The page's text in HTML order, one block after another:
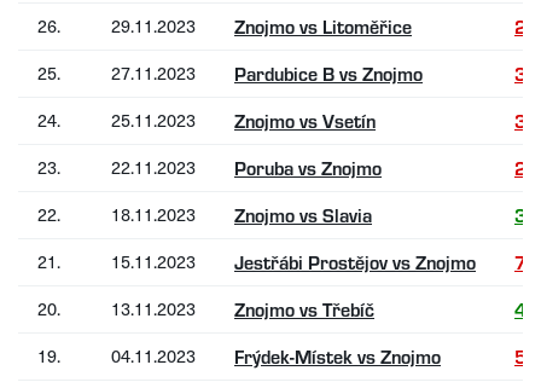
26. 29.11.2023 Znojmo vs Litoměřice 2:3
25. 27.11.2023 Pardubice B vs Znojmo 3:0
24. 25.11.2023 Znojmo vs Vsetín
23. 22.11.2023 Poruba vs Znojmo 2:1
22. 18.11.2023 Znojmo vs Slavia 3:1
21. 15.11.2023 Jestřábi Prostějov vs Znojmo 7:3
20. 13.11.2023 Znojmo vs Třebíč 4:2
19. 04.11.2023 Frýdek-Místek vs Znojmo 5:3